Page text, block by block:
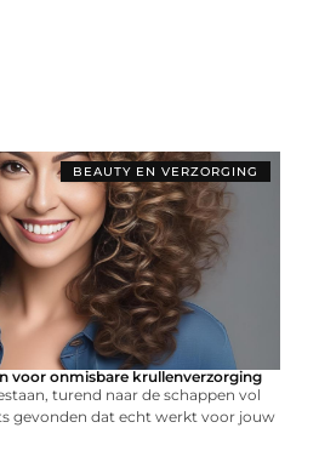
BEAUTY EN VERZORGING
voor onmisbare krullenverzorging
turend naar de schappen vol
gevonden dat echt werkt voor jouw